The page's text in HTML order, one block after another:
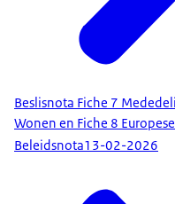
Beslisnota Fiche 7
Wonen en Fiche 8
Beleidsnota13-02-2026